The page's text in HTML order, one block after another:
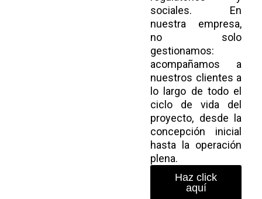
sociales. En
nuestra empresa,
no solo
gestionamos:
acompañamos a
nuestros clientes a
lo largo de todo el
ciclo de vida del
proyecto, desde la
concepción inicial
hasta la operación
plena.
Haz click
aquí